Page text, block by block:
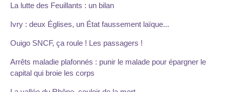
La lutte des Feuillants : un bilan
Ivry : deux Églises, un État faussement laïque...
Ouigo SNCF, ça roule ! Les passagers !
Arrêts maladie plafonnés : punir le malade pour épargner le
capital qui broie les corps